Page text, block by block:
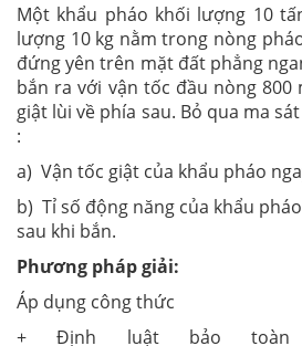
Một khẩu pháo khối lượng 10
lượng 10 kg nằm trong nòng
đứng yên trên mặt đất phẳng
bắn ra với vận tốc đầu nòng
giật lùi về phía sau. Bỏ qua ma
:
a) Vận tốc giật của khẩu pháo
b) Tỉ số động năng của khẩu
sau khi bắn.
Phương pháp giải:
Áp dụng công thức
+ Định luật bảo